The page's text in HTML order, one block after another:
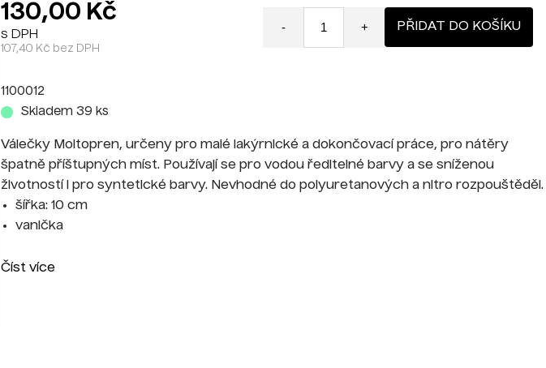
130,00 Kč
s DPH
107,40 Kč bez DPH
- + PŘIDAT DO KOŠÍKU
1100012
Skladem 39 ks
Válečky Moltopren, určeny pro malé lakýrnické a dokončovací práce, pro nátěry
špatně příštupných míst. Používají se pro vodou ředitelné barvy a se sníženou
životností i pro syntetické barvy. Nevhodné do polyuretanových a nitro rozpouštěděl.
šířka: 10 cm
vanička
Číst více